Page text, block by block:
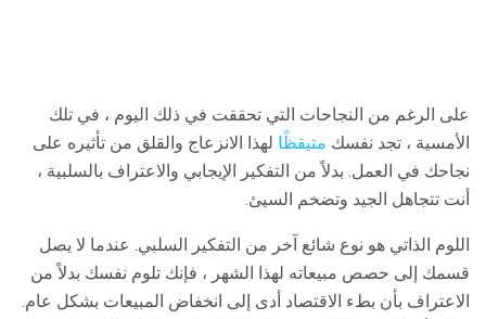
على الرغم من النجاحات التي تحققت في ذلك اليوم ، في تلك
الأمسية ، تجد نفسك متيقظًا لهذا الانزعاج والقلق من تأثيره على
نجاحك في العمل. بدلاً من التفكير الإيجابي والاعتراف بالسلبية ،
أنت تتجاهل الجيد وتضخم السيئ.
اللوم الذاتي هو نوع شائع آخر من التفكير السلبي. عندما لا يصل
قسمك إلى حصص مبيعاته لهذا الشهر ، فإنك تلوم نفسك بدلاً من
الاعتراف بأن بطء الاقتصاد أدى إلى انخفاض المبيعات بشكل عام.